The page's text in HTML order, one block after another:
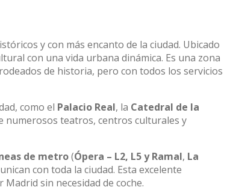
y con más encanto de la ciudad. Ubicado
con una vida urbana dinámica. Es una zona
de historia, pero con todos los servicios
como el Palacio Real, la Catedral de la
numerosos teatros, centros culturales y
de metro(Ópera – L2, L5 y Ramal, La
con toda la ciudad. Esta excelente
sin necesidad de coche.